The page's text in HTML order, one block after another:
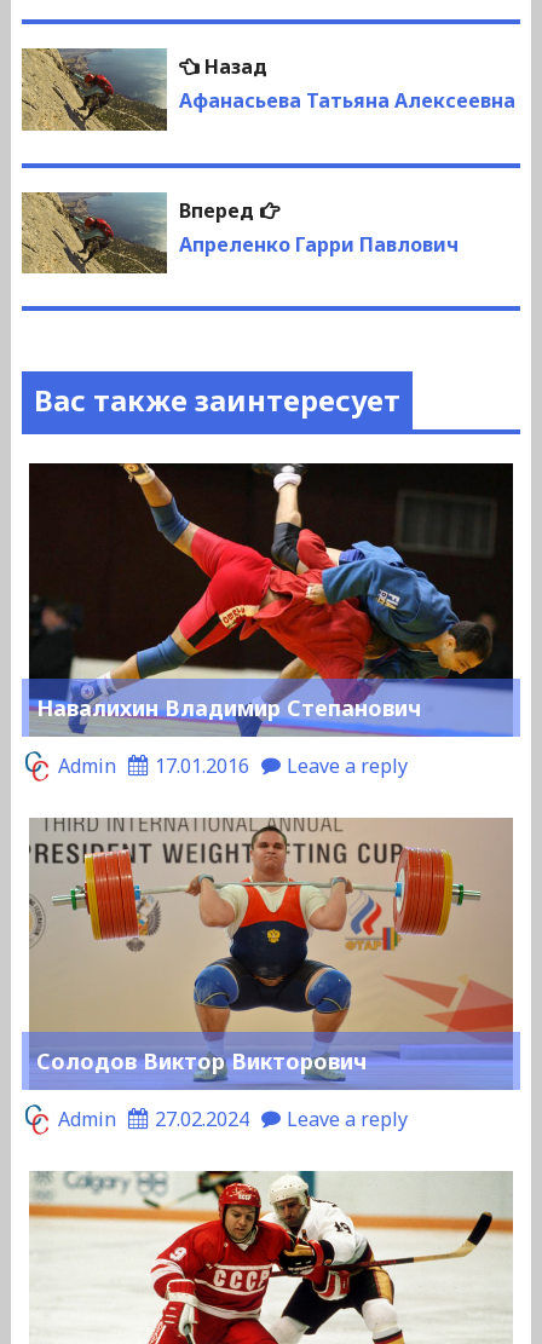
Навигация
по
записям
НазадПредыдущая
запись:
Афанасьева Татьяна Алексеевна
Вперед
Следующая
запись:
Апреленко Гарри Павлович
Вас также заинтересует
Навалихин Владимир Степанович
Admin 17.01.2016 Leave a reply
Солодов Виктор Викторович
Admin 27.02.2024 Leave a reply